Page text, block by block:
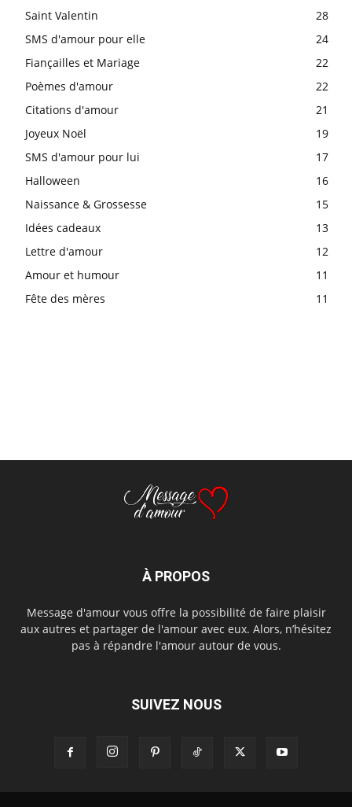
Saint Valentin
28
SMS d'amour pour elle
24
Fiançailles et Mariage
22
Poèmes d'amour
22
Citations d'amour
21
Joyeux Noël
19
SMS d'amour pour lui
17
Halloween
16
Naissance & Grossesse
15
Idées cadeaux
13
Lettre d'amour
12
Amour et humour
11
Fête des mères
11
À PROPOS
Message d'amour vous offre la possibilité de faire plaisir
aux autres et partager de l'amour avec eux. Alors, n’hésitez
pas à répandre l'amour autour de vous.
SUIVEZ NOUS